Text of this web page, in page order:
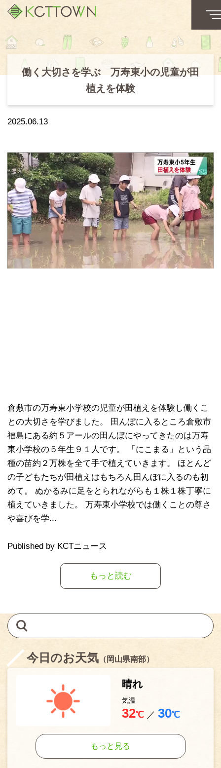
働く大切さを学ぶ 万寿東小の児童が田
植えを体験
2025.06.13
倉敷市の万寿東小学校の児童が田植えを体験し働くこ
との大切さを学びました。 田んぼに入るところ倉敷市
福島にある約５アールの田んぼにやってきたのは万寿
東小学校の５年生９１人です。 「にこまる」という品
種の苗約２万株を全て手で植えていきます。 ほとんど
の子どもたちが田植えはもちろん田んぼに入るのも初
めて。 ぬかるみに足をとられながらも１株１株丁寧に
植えていきました。 万寿東小学校では働くことの尊さ
や喜びを学...
Published by KCTニュース
もっと読む
今日のお天気 （岡山県南部）
晴れ
気温
32℃ ／ 30℃
もっと見る